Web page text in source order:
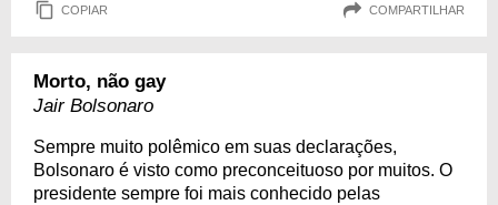
COPIAR COMPARTILHAR
Morto, não gay
Jair Bolsonaro
Sempre muito polêmico em suas declarações,
Bolsonaro é visto como preconceituoso por muitos. O
presidente sempre foi mais conhecido pelas